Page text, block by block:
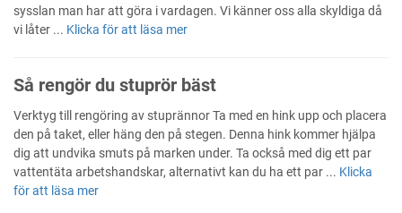
sysslan man har att göra i vardagen. Vi känner oss alla skyldiga då
vi låter ... Klicka för att läsa mer
Så rengör du stuprör bäst
Verktyg till rengöring av stuprännor Ta med en hink upp och placera
den på taket, eller häng den på stegen. Denna hink kommer hjälpa
dig att undvika smuts på marken under. Ta också med dig ett par
vattentäta arbetshandskar, alternativt kan du ha ett par ... Klicka
för att läsa mer